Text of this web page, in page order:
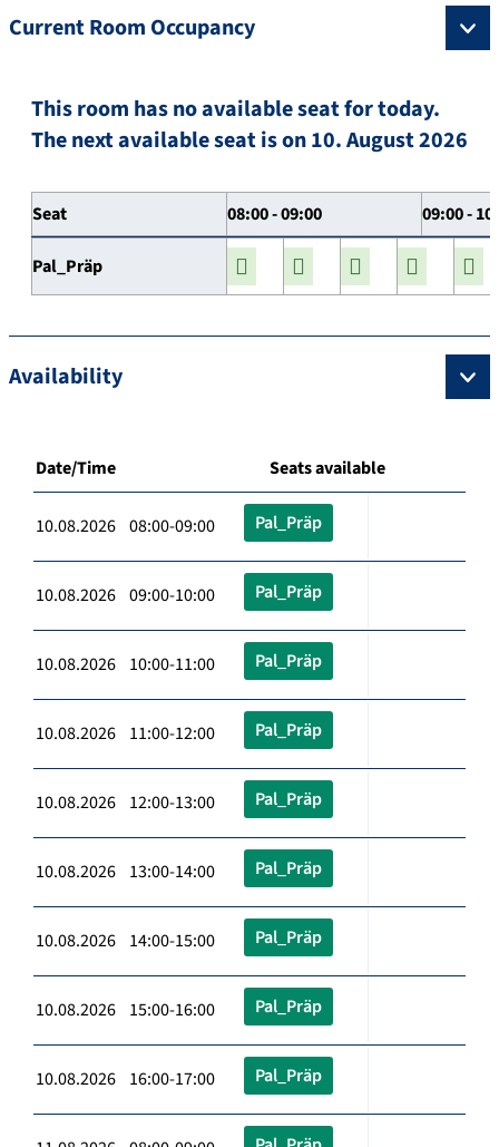
Current Room Occupancy
This room has no available seat for today.
The next available seat is on 10. August 2026
Seat 08:00 - 09:00 09:00 -
Pal_Präp
Availability
Date/Time Seats available
10.08.2026 08:00-09:00 Pal_Präp
10.08.2026 09:00-10:00 Pal_Präp
10.08.2026 10:00-11:00 Pal_Präp
10.08.2026 11:00-12:00 Pal_Präp
10.08.2026 12:00-13:00 Pal_Präp
10.08.2026 13:00-14:00 Pal_Präp
10.08.2026 14:00-15:00 Pal_Präp
10.08.2026 15:00-16:00 Pal_Präp
10.08.2026 16:00-17:00 Pal_Präp